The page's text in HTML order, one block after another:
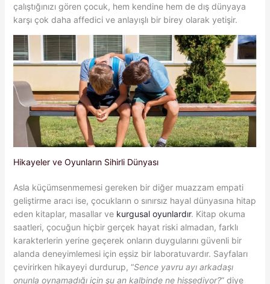
çalıştığınızı gören çocuk, hem kendine hem de dış dünyaya
karşı çok daha affedici ve anlayışlı bir birey olarak yetişir.
Hikayeler ve Oyunların Sihirli Dünyası
Asla küçümsenmemesi gereken bir diğer muazzam empati
geliştirme aracı ise, çocukların o sınırsız hayal dünyasına hitap
eden kitaplar, masallar ve kurgusal oyunlardır. Kitap okuma
saatleri, çocuğun hiçbir gerçek hayat riski almadan, farklı
karakterlerin yerine geçerek onların duygularını güvenli bir
alanda deneyimlemesi için eşsiz bir laboratuvardır. Sayfaları
çevirirken hikayeyi durdurup, “Sence yavru ayı arkadaşı
onunla oynamadığı için şu an kalbinde ne hissediyor?” diye